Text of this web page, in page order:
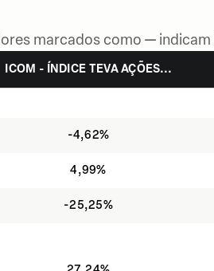
marcados como —
ICOM - ÍNDICE TEVA AÇÕES...
-4,62%
4,99%
-25,25%